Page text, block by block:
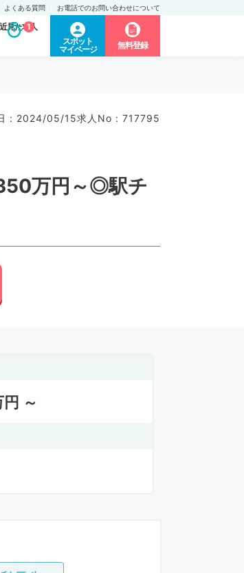
よくある質問 お電話でのお問い合わせについて
見た求人
1
スポット
マイページ
無料登録
: 2024/05/15求人No : 717795
万円～◎駅チ
～